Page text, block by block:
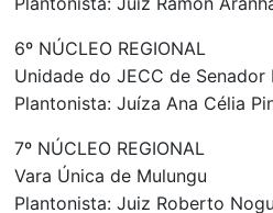
6º NÚCLEO REGIONAL
Unidade do JECC de Senador
Plantonista: Juíza Ana Célia
7º NÚCLEO REGIONAL
Vara Única de Mulungu
Plantonista: Juiz Roberto